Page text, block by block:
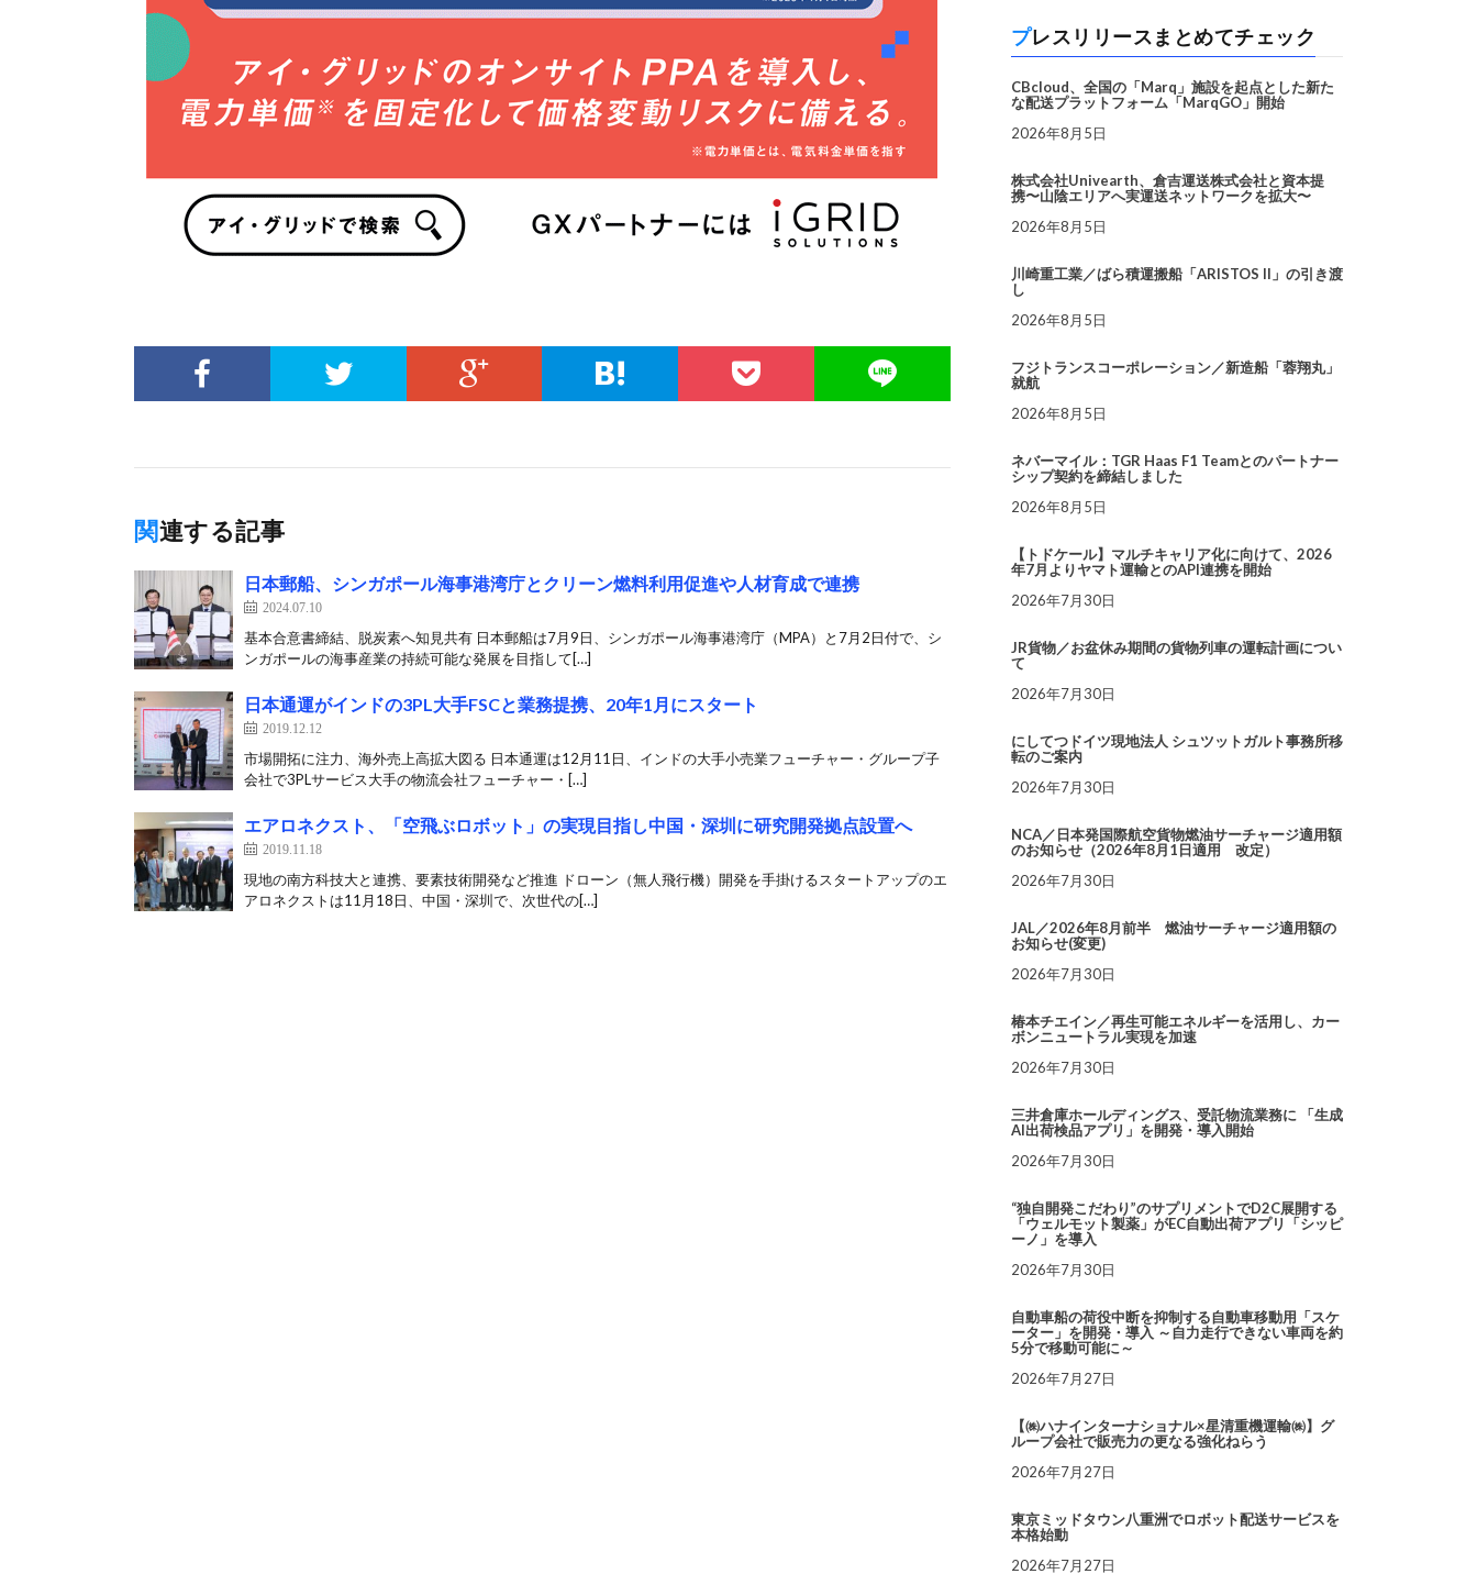
関連する記事
日本郵船、シンガポール海事港湾庁とクリーン燃料利用促進や人材育成で連携
2024.07.10
基本合意書締結、脱炭素へ知見共有 日本郵船は7月9日、シンガポール海事港湾庁（MPA）と7月2日付で、シ
ンガポールの海事産業の持続可能な発展を目指して[…]
日本通運がインドの3PL大手FSCと業務提携、20年1月にスタート
2019.12.12
市場開拓に注力、海外売上高拡大図る 日本通運は12月11日、インドの大手小売業フューチャー・グループ子
会社で3PLサービス大手の物流会社フューチャー・[…]
エアロネクスト、「空飛ぶロボット」の実現目指し中国・深圳に研究開発拠点設置へ
2019.11.18
現地の南方科技大と連携、要素技術開発など推進 ドローン（無人飛行機）開発を手掛けるスタートアップのエ
アロネクストは11月18日、中国・深圳で、次世代の[…]
プレスリリースまとめてチェック
CBcloud、全国の「Marq」施設を起点とした新た
な配送プラットフォーム「MarqGO」開始
2026年8月5日
株式会社Univearth、倉吉運送株式会社と資本提
携〜山陰エリアへ実運送ネットワークを拡大〜
2026年8月5日
川崎重工業／ばら積運搬船「ARISTOS II」の引き渡
し
2026年8月5日
フジトランスコーポレーション／新造船「蓉翔丸」
就航
2026年8月5日
ネバーマイル：TGR Haas F1 Teamとのパートナー
シップ契約を締結しました
2026年8月5日
【トドケール】マルチキャリア化に向けて、2026
年7月よりヤマト運輸とのAPI連携を開始
2026年7月30日
JR貨物／お盆休み期間の貨物列車の運転計画につい
て
2026年7月30日
にしてつドイツ現地法人 シュツットガルト事務所移
転のご案内
2026年7月30日
NCA／日本発国際航空貨物燃油サーチャージ適用額
のお知らせ（2026年8月1日適用 改定）
2026年7月30日
JAL／2026年8月前半 燃油サーチャージ適用額の
お知らせ(変更)
2026年7月30日
椿本チエイン／再生可能エネルギーを活用し、カー
ボンニュートラル実現を加速
2026年7月30日
三井倉庫ホールディングス、受託物流業務に 「生成
AI出荷検品アプリ」を開発・導入開始
2026年7月30日
“独自開発こだわり”のサプリメントでD2C展開する
「ウェルモット製薬」がEC自動出荷アプリ「シッピ
ーノ」を導入
2026年7月30日
自動車船の荷役中断を抑制する自動車移動用「スケ
ーター」を開発・導入 ～自力走行できない車両を約
5分で移動可能に～
2026年7月27日
【㈱ハナインターナショナル×星清重機運輸㈱】グ
ループ会社で販売力の更なる強化ねらう
2026年7月27日
東京ミッドタウン八重洲でロボット配送サービスを
本格始動
2026年7月27日